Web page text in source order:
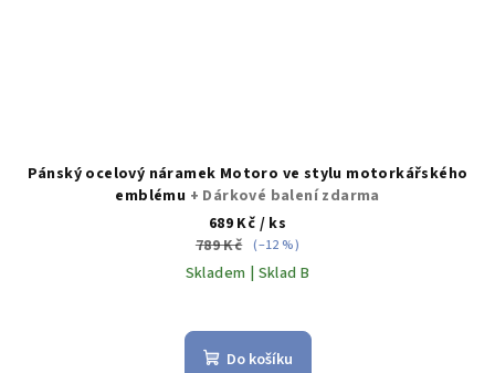
Pánský ocelový náramek Motoro ve stylu motorkářského
emblému + Dárkové balení zdarma
689 Kč / ks
789 Kč (–12 %)
Skladem | Sklad B
Do košíku